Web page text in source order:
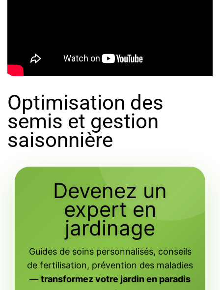
Optimisation des
semis et gestion
saisonnière
Devenez un
expert en
jardinage
Guides de soins personnalisés, conseils
de fertilisation, prévention des maladies
— transformez votre jardin en paradis